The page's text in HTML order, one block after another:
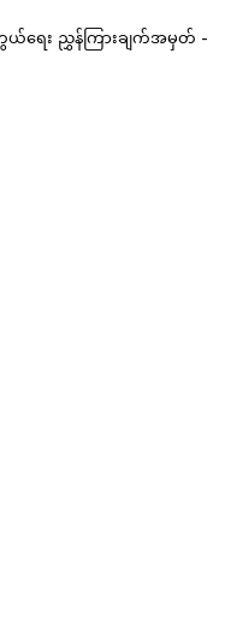
ယ်ရေး ညွှန်ကြားချက်အမှတ် -